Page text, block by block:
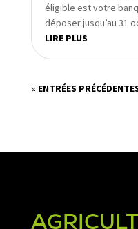
éligible est votre
déposer jusqu’au 31
LIRE PLUS
« ENTRÉES